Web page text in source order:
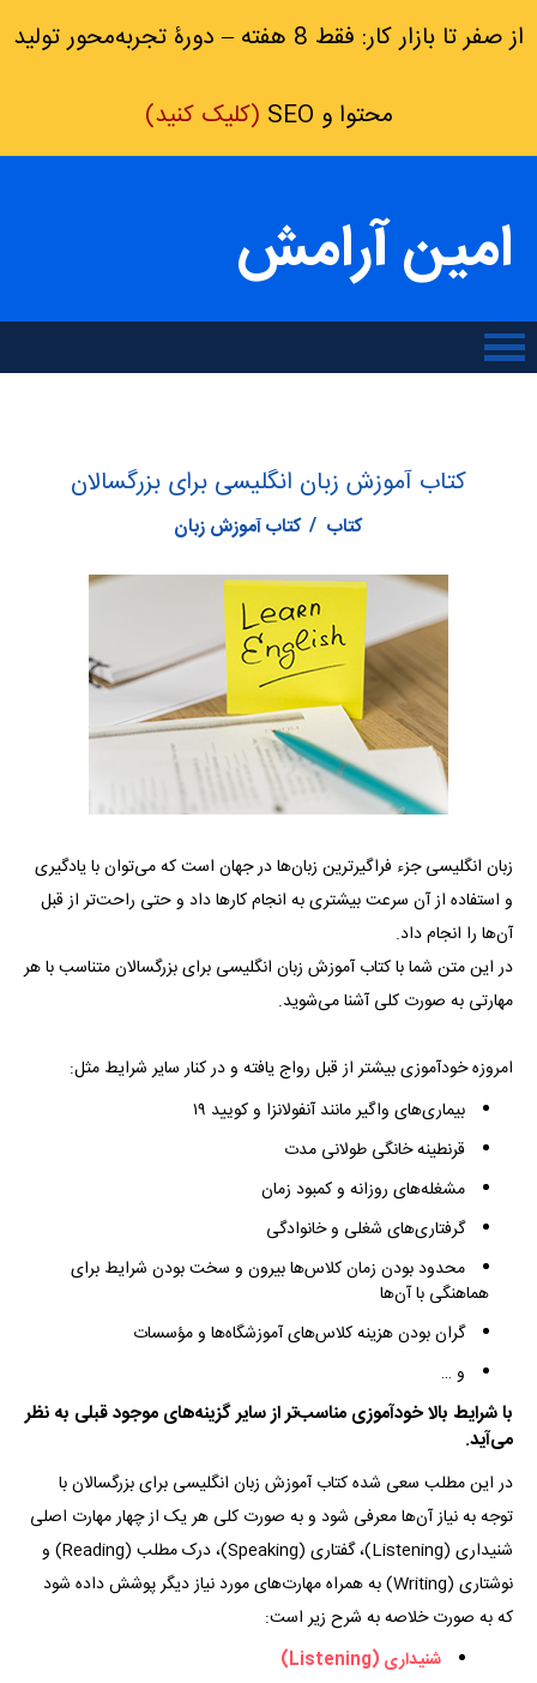
از صفر تا بازار کار: فقط 8 هفته – دورۀ تجربه‌محور تولید
محتوا و SEO (کلیک کنید)
امین آرامش
کتاب آموزش زبان انگلیسی برای بزرگسالان
کتاب کتاب آموزش زبان
زبان انگلیسی جزء فراگیرترین زبان‌ها در جهان است که می‌توان با یادگیری
و استفاده از آن سرعت بیشتری به انجام کارها داد و حتی راحت‌تر از قبل
آن‌ها را انجام داد.
در این متن شما با کتاب آموزش زبان انگلیسی برای بزرگسالان متناسب با هر
مهارتی به صورت کلی آشنا می‌شوید.
امروزه خودآموزی بیشتر از قبل رواج یافته و در کنار سایر شرایط مثل:
بیماری‌های واگیر مانند آنفولانزا و کویید ۱۹
قرنطینه خانگی طولانی مدت
مشغله‌های روزانه و کمبود زمان
گرفتاری‌های شغلی و خانوادگی
محدود بودن زمان کلاس‌ها بیرون و سخت بودن شرایط برای
هماهنگی با آن‌ها
گران بودن هزینه کلاس‌های آموزشگاه‌ها و مؤسسات
و …
با شرایط بالا خودآموزی مناسب‌تر از سایر گزینه‌های موجود قبلی به نظر
می‌آید.
در این مطلب سعی شده کتاب‌ آموزش زبان انگلیسی برای بزرگسالان با
توجه به نیاز آن‌ها معرفی شود و به صورت کلی هر یک از چهار مهارت اصلی
شنیداری (Listening)، گفتاری (Speaking)، درک مطلب (Reading) و
نوشتاری (Writing) به همراه مهارت‌های مورد نیاز دیگر پوشش داده شود
که به صورت خلاصه به شرح زیر است:
شنیداری (Listening)